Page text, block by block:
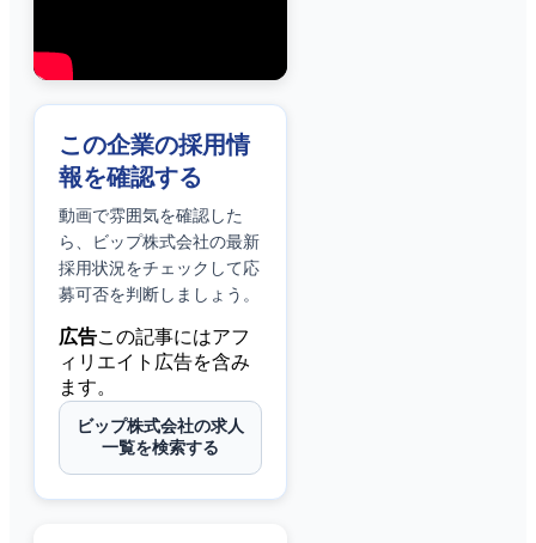
この企業の採用情
報を確認する
動画で雰囲気を確認した
ら、
ビップ株式会社の最新
採用状況をチェックして応
募可否を判断しましょう。
広告この記事にはアフ
ィリエイト広告を含み
ます。
ビップ株式会社の求人
一覧を検索する